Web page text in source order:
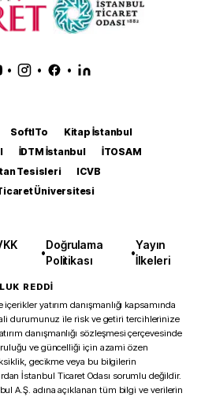
• • •
SoftITo
Kitap İstanbul
İDTM İstanbul
İTOSAM
Tesisleri
ICVB
Üniversitesi
•
Doğrulama
Politikası
•
Yayın
İlkeleri
REDDİ
yatırım danışmanlığı kapsamında
durumunuz ile risk ve getiri tercihlerinize
danışmanlığı sözleşmesi çerçevesinde
ve güncelliği için azami özen
gecikme veya bu bilgilerin
İstanbul Ticaret Odası sorumlu değildir.
A.Ş. adına açıklanan tüm bilgi ve verilerin